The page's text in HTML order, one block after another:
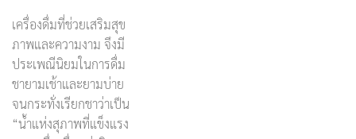
เครื่องดื่มที่ช่วยเสริมสุข
ภาพและความงาม จึงมี
ประเพณีนิยมในการดื่ม
ชายามเช้าและยามบ่าย
จนกระทั่งเรียกชาว่าเป็น
“น้ำแห่งสุภาพที่แข็งแรง